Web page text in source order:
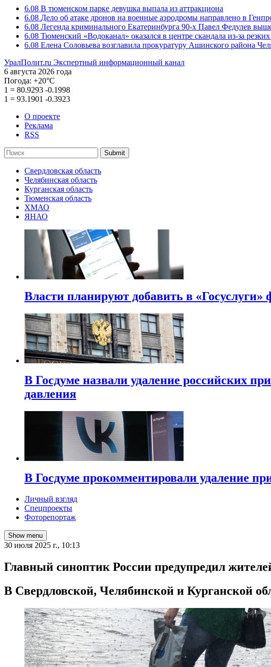
6.08 В тюменском парке девушка выпала из аттракциона
6.08 Дело об атаке дронов на военные аэродромы направлено в
6.08 Легенда криминального Екатеринбурга 90-х Павел Федулев
6.08 Тюменский «Водоканал» оказался в центре скандала из-за
6.08 Елена Соловьева возглавила прокуратуру Ашинского района
УралПолит.ru Экспертный информационный канал
6 августа 2026 года
Погода: +20°С
1 = 80.9293 -0.1998
1 = 93.1901 -0.3923
О проекте
Реклама
RSS
Submit
Свердловская область
Челябинская область
Курганская область
Тюменская область
ХМАО
ЯНАО
Власти планируют добавить в «Госуслуги»
В Госдуме назвали удаление российских
давления
В Госдуме прокомментировали удаление
Личный взгляд
Спецпроекты
Фоторепортаж
Show menu
30 июля 2025 г., 10:13
Главный синоптик России предупредил
В Свердловской, Челябинской и Курганской